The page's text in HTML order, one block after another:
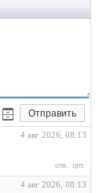
Отправить
4 авг 2026, 08:13
отв. цит.
4 авг 2026, 08:13